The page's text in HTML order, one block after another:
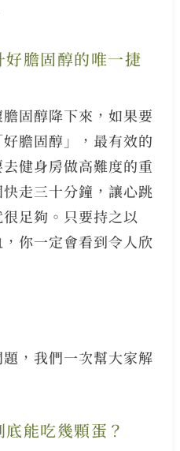
膽固醇的唯一捷
固醇降下來，如果要
膽固醇」，最有效的
健身房做高難度的重
走三十分鐘，讓心跳
足夠。只要持之以
你一定會看到令人欣
，我們一次幫大家解
能吃幾顆蛋？